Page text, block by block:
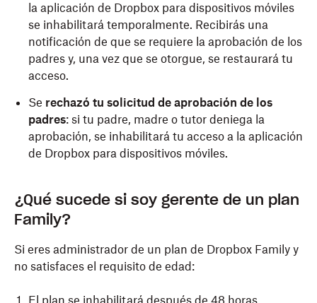
la aplicación de Dropbox para dispositivos móviles
se inhabilitará temporalmente. Recibirás una
notificación de que se requiere la aprobación de los
padres y, una vez que se otorgue, se restaurará tu
acceso.
Se rechazó tu solicitud de aprobación de los
padres: si tu padre, madre o tutor deniega la
aprobación, se inhabilitará tu acceso a la aplicación
de Dropbox para dispositivos móviles.
¿Qué sucede si soy gerente de un plan
Family?
Si eres administrador de un plan de Dropbox Family y
no satisfaces el requisito de edad:
El plan se inhabilitará después de 48 horas.